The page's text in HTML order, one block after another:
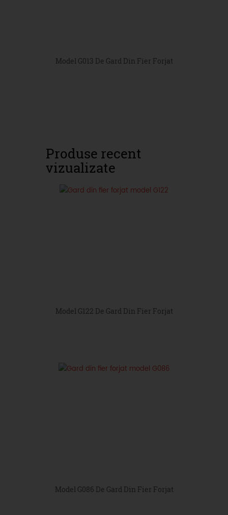
Model G013 De Gard Din Fier Forjat
Produse recent
vizualizate
Model G122 De Gard Din Fier Forjat
Model G086 De Gard Din Fier Forjat